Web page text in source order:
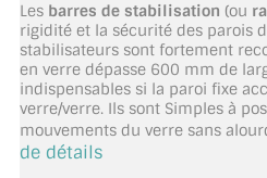
SUIVI DE DEVIS
SUIVI DE COMMANDE
TOUS LES TARIFS AU M2
GUIDE : CHOIX PAR
Les barres de stabilisation (ou
rigidité et la sécurité des parois
stabilisateurs sont fortement
en verre dépasse 600 mm de
indispensables si la paroi fixe
verre/verre. Ils sont Simples à
mouvements du verre sans
de détails